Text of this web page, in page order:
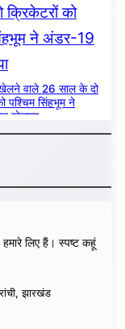
वाले 26 साल के दो
पश्चिम सिंहभूम ने
खेलाया
लिए हैं। स्पष्ट कहूं
झारखंड